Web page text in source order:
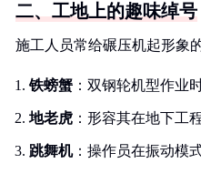
二、工地上的趣味绰号
施工人员常给碾压机起形象
铁螃蟹 ：双钢轮机型作业
地老虎 ：形容其在地下工
跳舞机：操作员在振动模